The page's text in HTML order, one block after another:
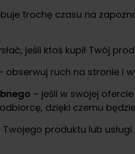
trochę czasu na
jeśli ktoś kupił Twój
obserwuj ruch na stronie i
– jeśli w swojej
dzięki czemu
produktu lub